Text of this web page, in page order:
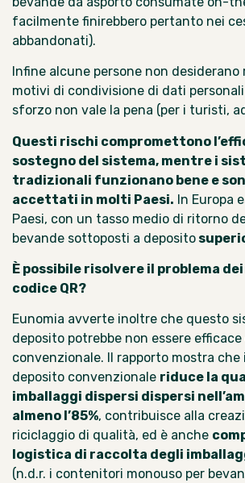
facilmente finirebbero pertanto nei
abbandonati).
Infine alcune persone non
motivi di condivisione di dati
sforzo non vale la pena (per i turisti,
Questi rischi compromettono
sostegno del sistema, mentre i
tradizionali funzionano bene e
accettati in molti Paesi. In Europa
Paesi, con un tasso medio di ritorno
bevande sottoposti a deposito
È possibile risolvere il problema
codice QR?
Eunomia avverte inoltre che questo
deposito potrebbe non essere
convenzionale. Il rapporto mostra che
deposito convenzionale riduce la
imballaggi dispersi dispersi
almeno l’85%, contribuisce alla
riciclaggio di qualità, ed è anche
logistica di raccolta degli
(n.d.r. i contenitori monouso per